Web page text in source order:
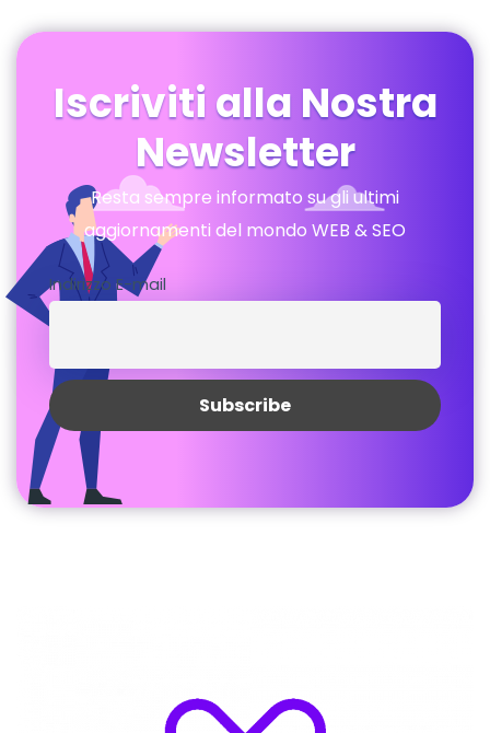
Iscriviti alla Nostra
Newsletter
Resta sempre informato su gli ultimi
aggiornamenti del mondo WEB & SEO
Indirizzo E-mail